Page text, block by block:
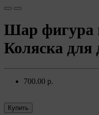
Шар фигура
Коляска для
700.00 р.
Купить